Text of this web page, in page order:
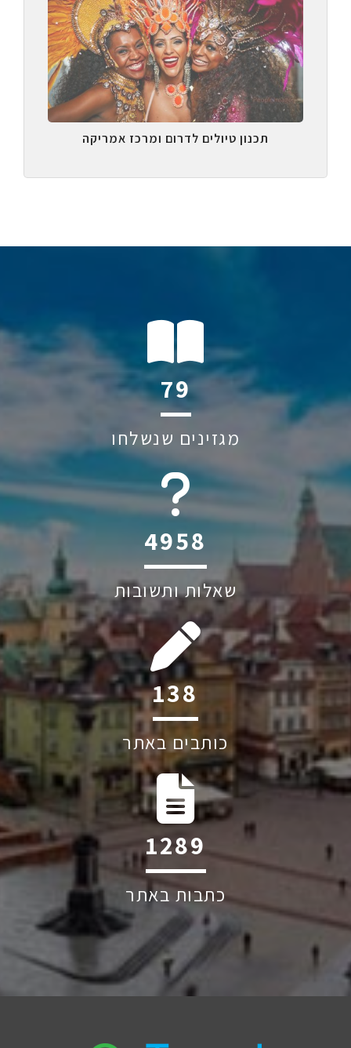
תכנון טיולים לדרום ומרכז אמריקה
111
מגזינים שנשלחו
6045
שאלות ותשובות
194
כותבים באתר
1809
כתבות באתר